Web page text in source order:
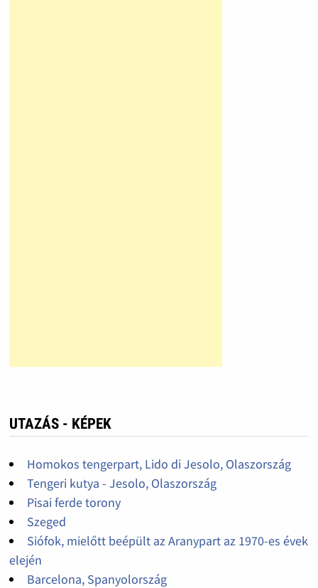
UTAZÁS - KÉPEK
Homokos tengerpart, Lido di Jesolo, Olaszország
Tengeri kutya - Jesolo, Olaszország
Pisai ferde torony
Szeged
Siófok, mielőtt beépült az Aranypart az 1970-es évek
elején
Barcelona, Spanyolország